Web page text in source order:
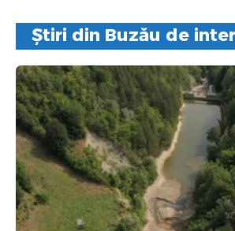
Știri din Buzău de